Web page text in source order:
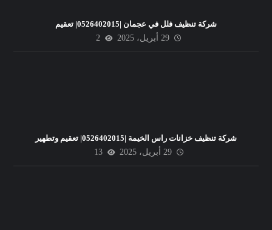
شركة تنظيف فلل في عجمان |0526402015| تعقيم
29 أبريل، 2025
2
شركة تنظيف خزانات راس الخيمة |0526402015| تعقيم وتطهير
29 أبريل، 2025
13